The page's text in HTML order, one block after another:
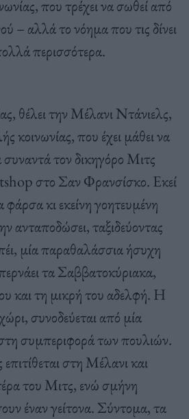
που τρέχει να σωθεί από
– αλλά το νόημα που τις δίνει
περισσότερα.
θέλει την Μέλανι Ντάνιελς,
κοινωνίας, που έχει μάθει να
συναντά τον δικηγόρο Μιτς
στο Σαν Φρανσίσκο. Εκεί
κι εκείνη γοητευμένη
ανταποδώσει, ταξιδεύοντας
μία παραθαλάσσια ήσυχη
τα Σαββατοκύριακα,
και τη μικρή του αδελφή. Η
συνοδεύεται από μία
συμπεριφορά των πουλιών.
στη Μέλανι και
του Μιτς, ενώ σμήνη
έναν γείτονα. Σύντομα, τα